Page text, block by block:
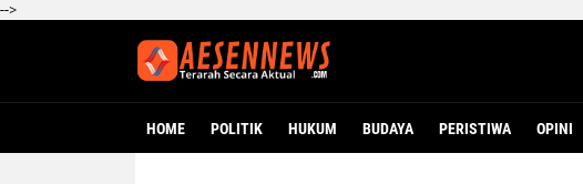
-->
HOME POLITIK HUKUM BUDAYA PERISTIWA OPINI